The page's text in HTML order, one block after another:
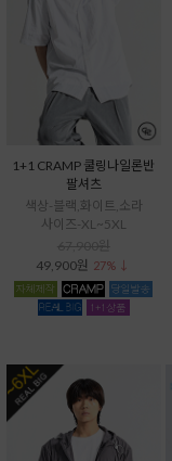
1+1 CRAMP 쿨링나일론반
팔셔츠
색상-블랙,화이트,소라
사이즈-XL~5XL
49,900원 27% ↓